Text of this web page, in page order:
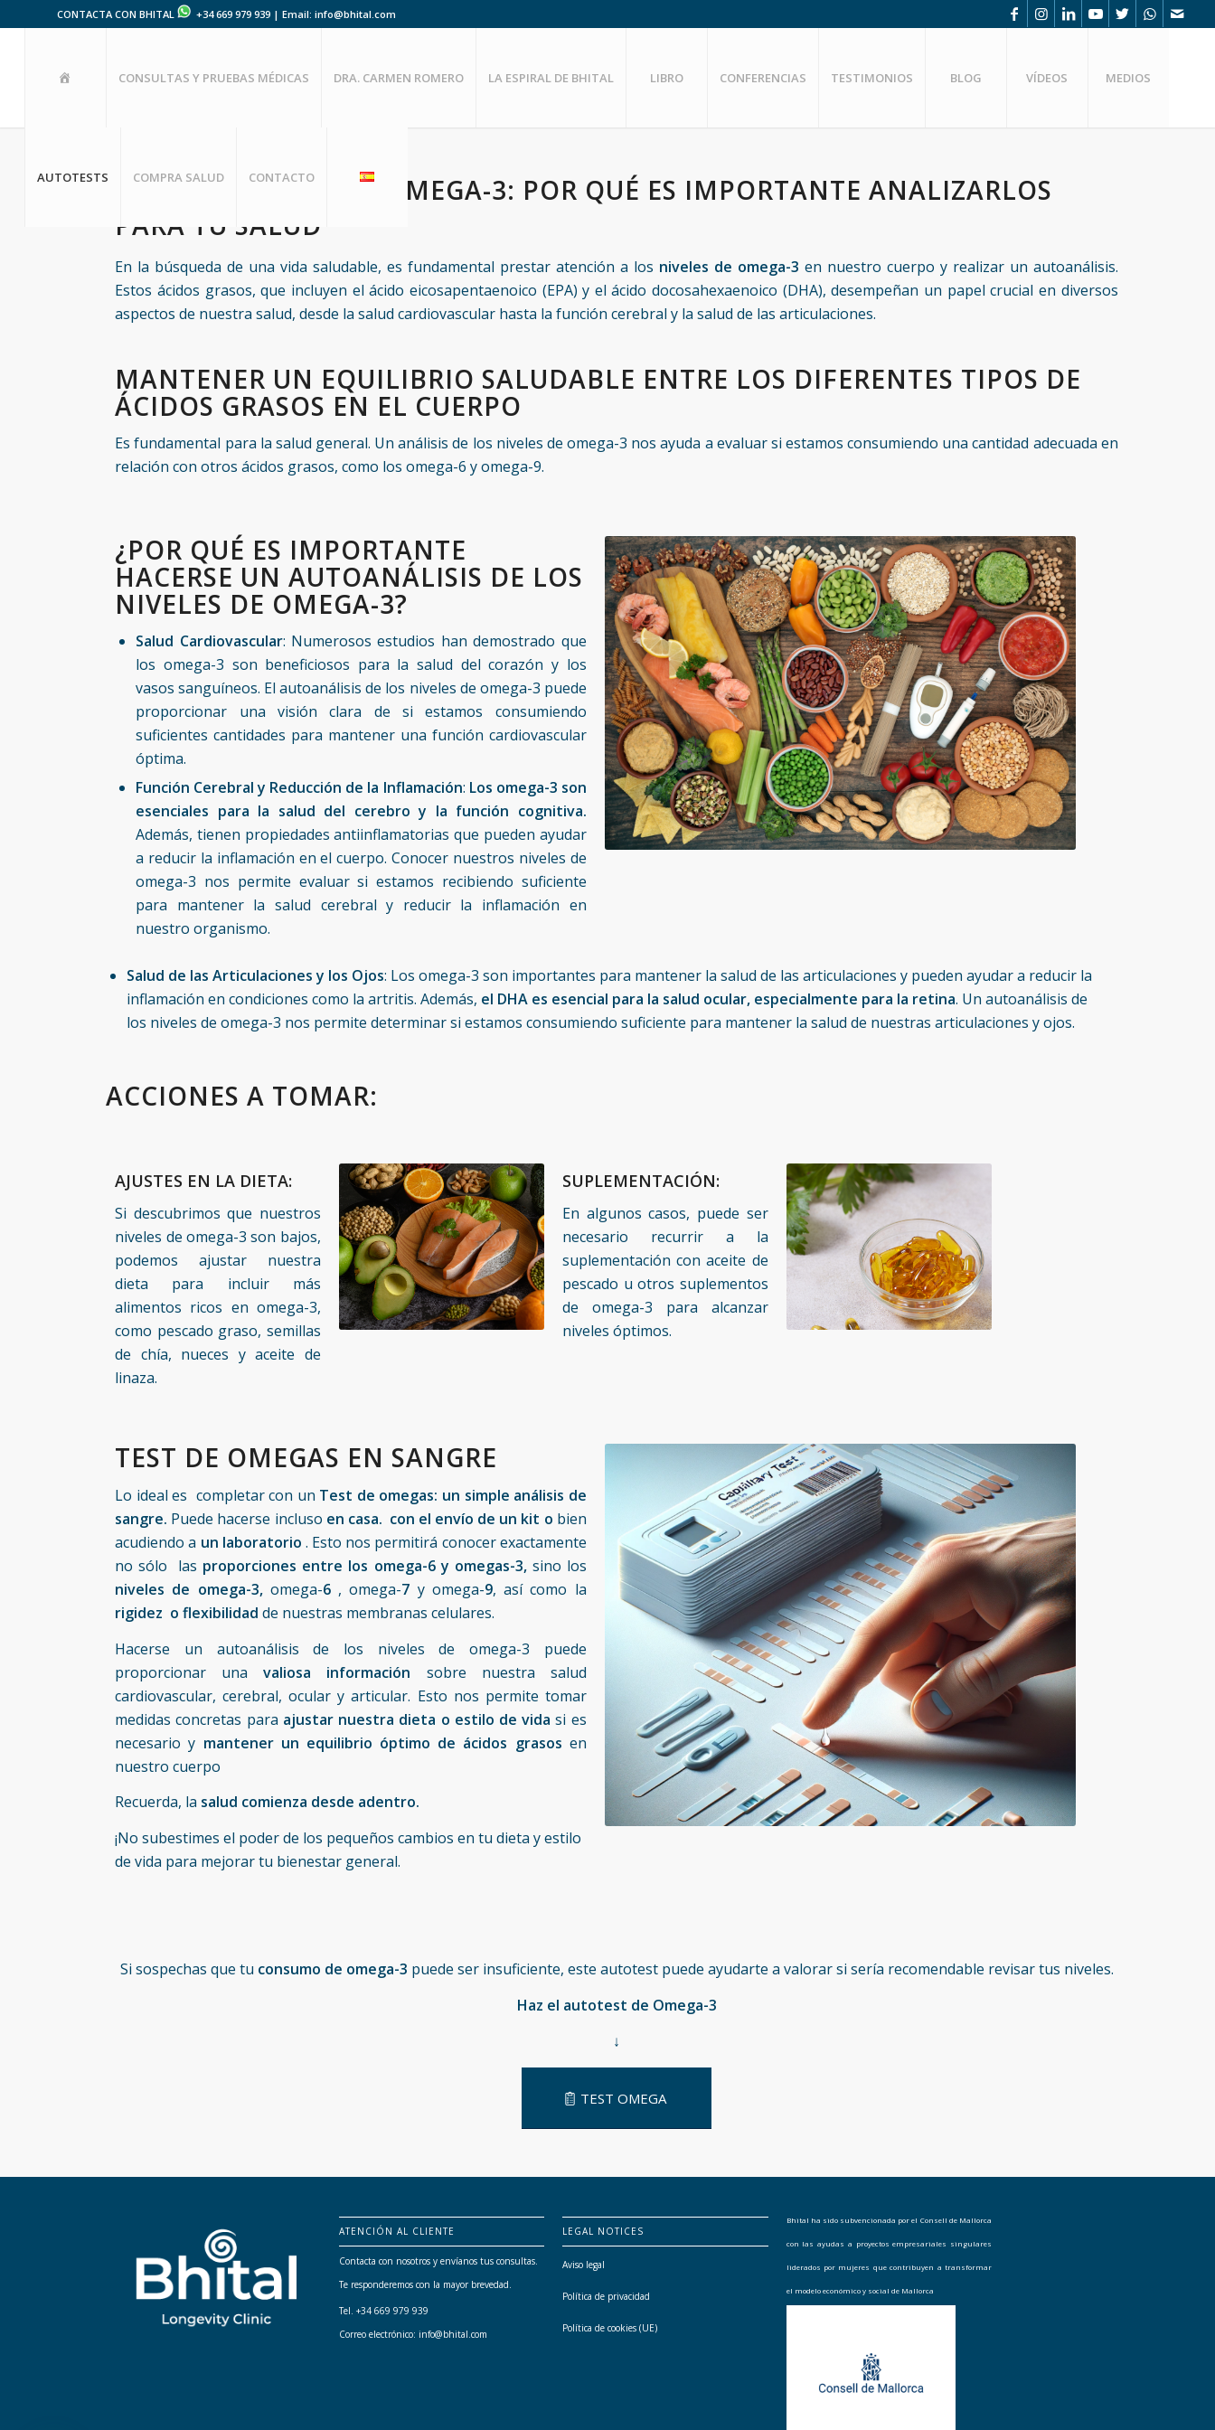
CONTACTA CON BHITAL +34 669 979 939 | Email: info@bhital.com
CONSULTAS Y PRUEBAS MÉDICAS DRA. CARMEN ROMERO LA ESPIRAL DE BHITAL LIBRO CONFERENCIAS TESTIMONIOS BLOG VÍDEOS MEDIOS
AUTOTESTS COMPRA SALUD CONTACTO
TEST DE NIVELES DE OMEGA-3: POR QUÉ ES IMPORTANTE ANALIZARLOS
PARA TU SALUD
En la búsqueda de una vida saludable, es fundamental prestar atención a los niveles de omega-3 en nuestro cuerpo y realizar un autoanálisis.
Estos ácidos grasos, que incluyen el ácido eicosapentaenoico (EPA) y el ácido docosahexaenoico (DHA), desempeñan un papel crucial en diversos
aspectos de nuestra salud, desde la salud cardiovascular hasta la función cerebral y la salud de las articulaciones.
MANTENER UN EQUILIBRIO SALUDABLE ENTRE LOS DIFERENTES TIPOS DE
ÁCIDOS GRASOS EN EL CUERPO
Es fundamental para la salud general. Un análisis de los niveles de omega-3 nos ayuda a evaluar si estamos consumiendo una cantidad adecuada en
relación con otros ácidos grasos, como los omega-6 y omega-9.
¿POR QUÉ ES IMPORTANTE
HACERSE UN AUTOANÁLISIS DE LOS
NIVELES DE OMEGA-3?
Salud Cardiovascular: Numerosos estudios han demostrado que
los omega-3 son beneficiosos para la salud del corazón y los
vasos sanguíneos. El autoanálisis de los niveles de omega-3 puede
proporcionar una visión clara de si estamos consumiendo
suficientes cantidades para mantener una función cardiovascular
óptima.
Función Cerebral y Reducción de la Inflamación: Los omega-3 son
esenciales para la salud del cerebro y la función cognitiva.
Además, tienen propiedades antiinflamatorias que pueden ayudar
a reducir la inflamación en el cuerpo. Conocer nuestros niveles de
omega-3 nos permite evaluar si estamos recibiendo suficiente
para mantener la salud cerebral y reducir la inflamación en
nuestro organismo.
Salud de las Articulaciones y los Ojos: Los omega-3 son importantes para mantener la salud de las articulaciones y pueden ayudar a reducir la
inflamación en condiciones como la artritis. Además, el DHA es esencial para la salud ocular, especialmente para la retina. Un autoanálisis de
los niveles de omega-3 nos permite determinar si estamos consumiendo suficiente para mantener la salud de nuestras articulaciones y ojos.
ACCIONES A TOMAR:
AJUSTES EN LA DIETA:
Si descubrimos que nuestros
niveles de omega-3 son bajos,
podemos ajustar nuestra
dieta para incluir más
alimentos ricos en omega-3,
como pescado graso, semillas
de chía, nueces y aceite de
linaza.
SUPLEMENTACIÓN:
En algunos casos, puede ser
necesario recurrir a la
suplementación con aceite de
pescado u otros suplementos
de omega-3 para alcanzar
niveles óptimos.
TEST DE OMEGAS EN SANGRE
Lo ideal es completar con un Test de omegas: un simple análisis de
sangre. Puede hacerse incluso en casa. con el envío de un kit o bien
acudiendo a un laboratorio . Esto nos permitirá conocer exactamente
no sólo las proporciones entre los omega-6 y omegas-3,sino los
niveles de omega-3,omega-6, omega-7 y omega-9, así como la
rigidez o flexibilidad de nuestras membranas celulares.
Hacerse un autoanálisis de los niveles de omega-3 puede
proporcionar una valiosa información sobre nuestra salud
cardiovascular, cerebral, ocular y articular. Esto nos permite tomar
medidas concretas para ajustar nuestra dieta o estilo de vida si es
necesario y mantener un equilibrio óptimo de ácidos grasos en
nuestro cuerpo
Recuerda, la salud comienza desde adentro.
¡No subestimes el poder de los pequeños cambios en tu dieta y estilo
de vida para mejorar tu bienestar general.
Si sospechas que tu consumo de omega-3 puede ser insuficiente, este autotest puede ayudarte a valorar si sería recomendable revisar tus niveles.
Haz el autotest de Omega-3
↓
TEST OMEGA
ATENCIÓN AL CLIENTE
Contacta con nosotros y envíanos tus consultas.
Te responderemos con la mayor brevedad.
Tel. +34 669 979 939
Correo electrónico: info@bhital.com
LEGAL NOTICES
Aviso legal
Política de privacidad
Política de cookies (UE)
Bhital ha sido subvencionada por el Consell de Mallorca
con las ayudas a proyectos empresariales singulares
liderados por mujeres que contribuyen a transformar
el modelo económico y social de Mallorca